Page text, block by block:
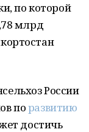
по которой
млрд
России
поразвитию
достичь